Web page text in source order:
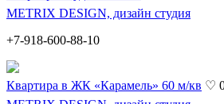
METRIX DESIGN, дизайн студия
+7-918-600-88-10
Квартира в ЖК «Карамель» 60 м/кв ♡